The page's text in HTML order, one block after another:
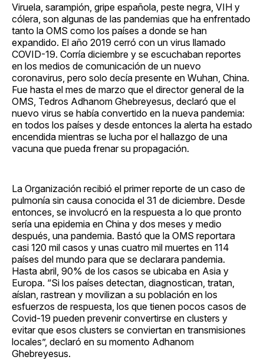
Viruela, sarampión, gripe española, peste negra, VIH y
cólera, son algunas de las pandemias que ha enfrentado
tanto la OMS como los países a donde se han
expandido. El año 2019 cerró con un virus llamado
COVID-19. Corría diciembre y se escuchaban reportes
en los medios de comunicación de un nuevo
coronavirus, pero solo decía presente en Wuhan, China.
Fue hasta el mes de marzo que el director general de la
OMS, Tedros Adhanom Ghebreyesus, declaró que el
nuevo virus se había convertido en la nueva pandemia:
en todos los países y desde entonces la alerta ha estado
encendida mientras se lucha por el hallazgo de una
vacuna que pueda frenar su propagación.
La Organización recibió el primer reporte de un caso de
pulmonía sin causa conocida el 31 de diciembre. Desde
entonces, se involucró en la respuesta a lo que pronto
sería una epidemia en China y dos meses y medio
después, una pandemia. Bastó que la OMS reportara
casi 120 mil casos y unas cuatro mil muertes en 114
países del mundo para que se declarara pandemia.
Hasta abril, 90% de los casos se ubicaba en Asia y
Europa. “Si los países detectan, diagnostican, tratan,
aíslan, rastrean y movilizan a su población en los
esfuerzos de respuesta, los que tienen pocos casos de
Covid-19 pueden prevenir convertirse en clusters y
evitar que esos clusters se conviertan en transmisiones
locales”, declaró en su momento Adhanom
Ghebreyesus.